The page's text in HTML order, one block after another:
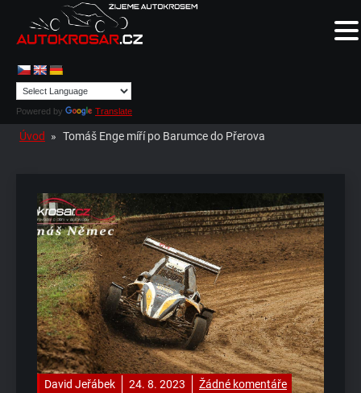
Powered by Translate
Úvod » Tomáš Enge míří po Barumce do Přerova
David Jeřábek 24. 8. 2023 Žádné komentáře